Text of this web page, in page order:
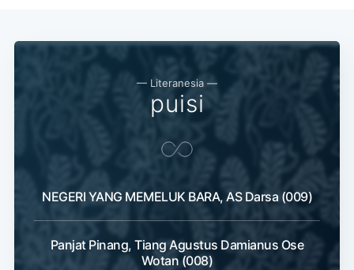
— Literanesia —
puisi
NEGERI YANG MEMELUK BARA, AS Darsa (009)
Panjat Pinang, Tiang Agustus Damianus Ose
Wotan (008)